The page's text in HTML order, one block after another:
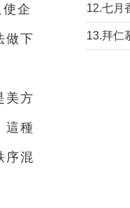
企
做下
美方
這種
序混
12.七月
13.拜仁